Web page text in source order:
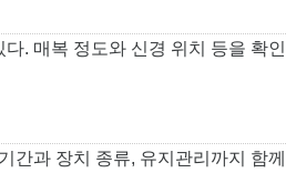
. 매복 정도와 신경 위치 등을 확인
과 장치 종류, 유지관리까지 함께